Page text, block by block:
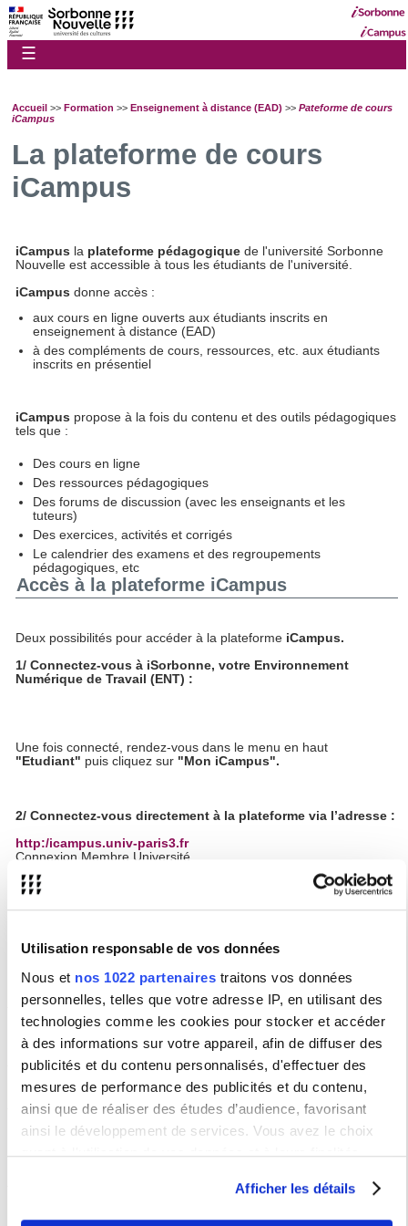
Utilisation responsable de vos données
Nous et nos 1022 partenaires traitons vos données
personnelles, telles que votre adresse IP, en utilisant des
technologies comme les cookies pour stocker et accéder
à des informations sur votre appareil, afin de diffuser des
publicités et du contenu personnalisés, d'effectuer des
mesures de performance des publicités et du contenu,
ainsi que de réaliser des études d’audience, favorisant
ainsi le développement de services. Vous avez le choix
quant à l'utilisation de vos données et à leurs finalités.
moment en consultant la Déclaration relative aux cookies
ou en cliquant sur l'icône de confidentialité.
Afficher les détails
☰
Accueil >> Formation >> Enseignement à distance (EAD) >> Pateforme de cours
iCampus
La plateforme de cours
iCampus
iCampus la plateforme pédagogique de l'université Sorbonne
Nouvelle est accessible à tous les étudiants de l'université.
iCampus donne accès :
aux cours en ligne ouverts aux étudiants inscrits en
enseignement à distance (EAD)
à des compléments de cours, ressources, etc. aux étudiants
inscrits en présentiel
iCampus propose à la fois du contenu et des outils pédagogiques
tels que :
Des cours en ligne
Des ressources pédagogiques
Des forums de discussion (avec les enseignants et les
tuteurs)
Des exercices, activités et corrigés
Le calendrier des examens et des regroupements
pédagogiques, etc
Accès à la plateforme iCampus
Deux possibilités pour accéder à la plateforme iCampus.
1/ Connectez-vous à iSorbonne, votre Environnement
Numérique de Travail (ENT) :
Une fois connecté, rendez-vous dans le menu en haut
"Etudiant" puis cliquez sur "Mon iCampus".
2/ Connectez-vous directement à la plateforme via l’adresse :
http:/icampus.univ-paris3.fr
Connexion Membre Université
Mot de passe :
celui de votre messagerie étudiante Sorbonne
Nouvelle
saisir votre demande en ligne.
Actualités
Réunions de rentrée 2024/25
Ouverture du Centre de Ressources en Langues à la Sorbonne
Nouvelle
Archives
Un Clic, un Titre #8 : Écrire la muséologie.
L'enseignement à distance a reçu la mission de l'université de